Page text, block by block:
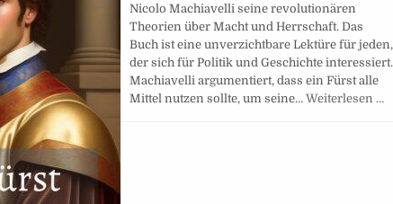
Nicolo Machiavelli seine revolutionären
Theorien über Macht und Herrschaft. Das
Buch ist eine unverzichtbare Lektüre für jeden,
der sich für Politik und Geschichte interessiert.
Machiavelli argumentiert, dass ein Fürst alle
Mittel nutzen sollte, um seine…Weiterlesen …